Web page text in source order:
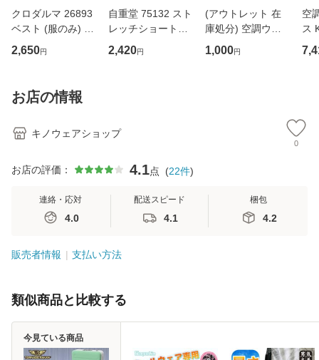
クロダルマ 26893
ベスト (服のみ) 空
調服 エアセンサー
AIR SENSOR-1 K
アルミコーティン
グ サイドファン
2,650円
自重堂 75132 スト
レッチショートパ
ンツ Z-DRAGON
ハーフパンツ ワー
2,420円
(アウトレット 在
庫処分) 空調ウェ
ア EFウェア 村上
被服 快適ウェア V
1,000円
空
ス
ト
冷
お店の情報
キノウェアショップ
0
お店の評価： 4.1点 (22件)
連絡・応対
4.0
配送スピード
4.1
梱包
4.2
販売者情報 支払い方法
類似商品と比較する
今見ている商品